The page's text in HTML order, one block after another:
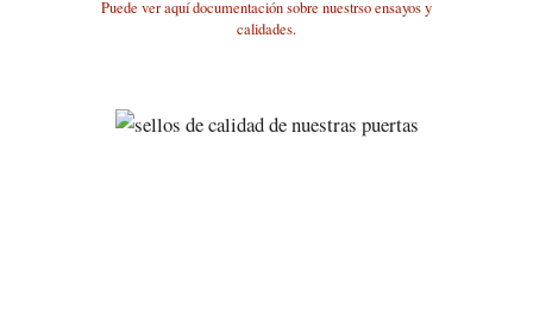
Puede ver aquí documentación sobre nuestrso ensayos y
calidades.